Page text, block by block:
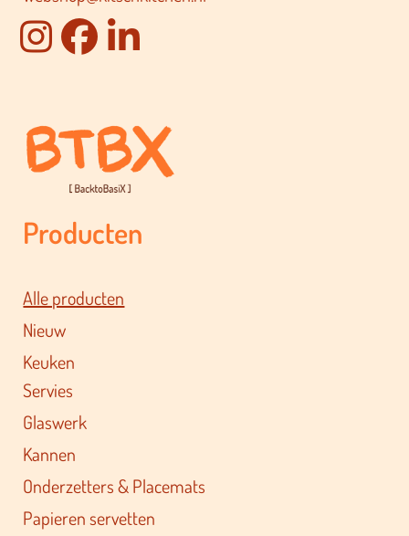
Producten
Alle producten
Nieuw
Keuken
Servies
Glaswerk
Kannen
Onderzetters & Placemats
Papieren servetten